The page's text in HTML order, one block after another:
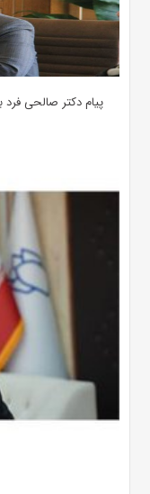
پیام دکتر صالحی فرد